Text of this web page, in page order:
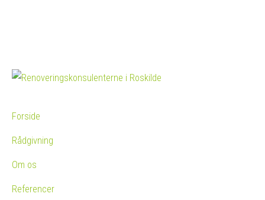
Forside
Rådgivning
Om os
Referencer